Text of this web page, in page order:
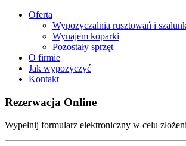
Oferta
Wypożyczalnia rusztowań i
Wynajem koparki
Pozostały sprzęt
O firmie
Jak wypożyczyć
Kontakt
Rezerwacja Online
Wypełnij formularz elektroniczny w celu